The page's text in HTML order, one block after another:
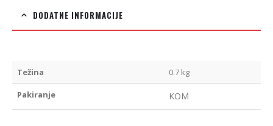
DODATNE INFORMACIJE
Težina 0.7 kg
Pakiranje KOM